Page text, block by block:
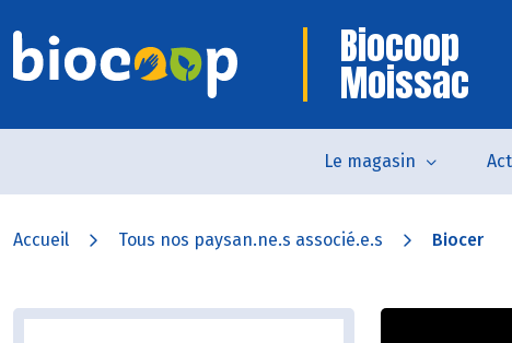
Biocoop
Moissac
Le magasin
Accueil Tous nos paysan.ne.s associé.e.s Biocer